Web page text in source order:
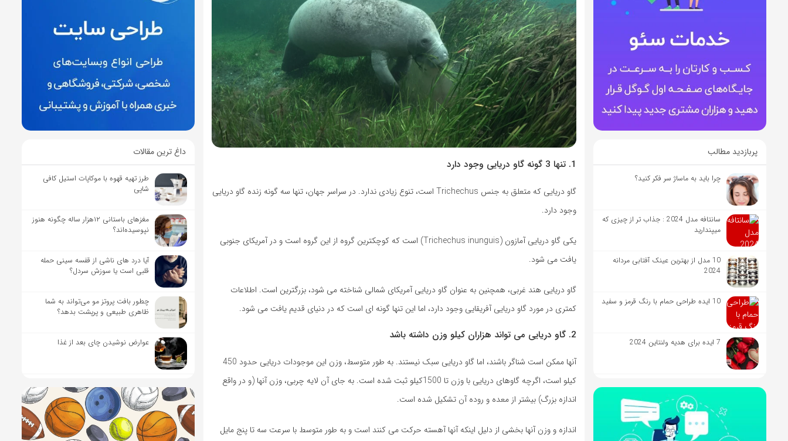
پربازدید مطالب
چرا باید به ماساژ سر فکر کنید؟
سانتافه مدل 2024 : جذاب تر از چیزی که
میپندارید
10 مدل از بهترین عینک آفتابی مردانه
2024
10 ایده طراحی حمام با رنگ قرمز و سفید
7 ایده برای هدیه ولنتاین 2024
1. تنها 3 گونه گاو دریایی وجود دارد
گاو دریایی که متعلق به جنس Trichechus است، تنوع زیادی ندارد. در سراسر جهان، تنها سه گونه زنده گاو دریایی
وجود دارد.
یکی گاو دریایی آمازون (Trichechus inunguis) است که کوچکترین گروه از این گروه است و در آمریکای جنوبی
یافت می شود.
گاو دریایی هند غربی، همچنین به عنوان گاو دریایی آمریکای شمالی شناخته می شود، بزرگترین است. اطلاعات
کمتری در مورد گاو دریایی آفریقایی وجود دارد، اما این تنها گونه ای است که در دنیای قدیم یافت می شود.
2. گاو دریایی می تواند هزاران کیلو وزن داشته باشد
آنها ممکن است شناگر باشند، اما گاو دریایی سبک نیستند. به طور متوسط، وزن این موجودات دریایی حدود 450
کیلو است، اگرچه گاوهای دریایی با وزن تا 1500کیلو ثبت شده است. به جای آن لایه چربی، وزن آنها (و در واقع
اندازه بزرگ) بیشتر از معده و روده آن تشکیل شده است.
اندازه و وزن آنها بخشی از دلیل اینکه آنها آهسته حرکت می کنند است و به طور متوسط ​​با سرعت سه تا پنج مایل
داغ ترین مقالات
طرز تهیه قهوه با موکاپات استیل کافی
شاپی
مغزهای باستانی ۱۲هزار ساله چگونه هنوز
نپوسیده‌اند؟
آیا درد های ناشی از قفسه سینی حمله
قلبی است یا سوزش سردل؟
چطور بافت پروتز مو می‌تواند به شما
ظاهری طبیعی و پرپشت بدهد؟
عوارض نوشیدن چای بعد از غذا